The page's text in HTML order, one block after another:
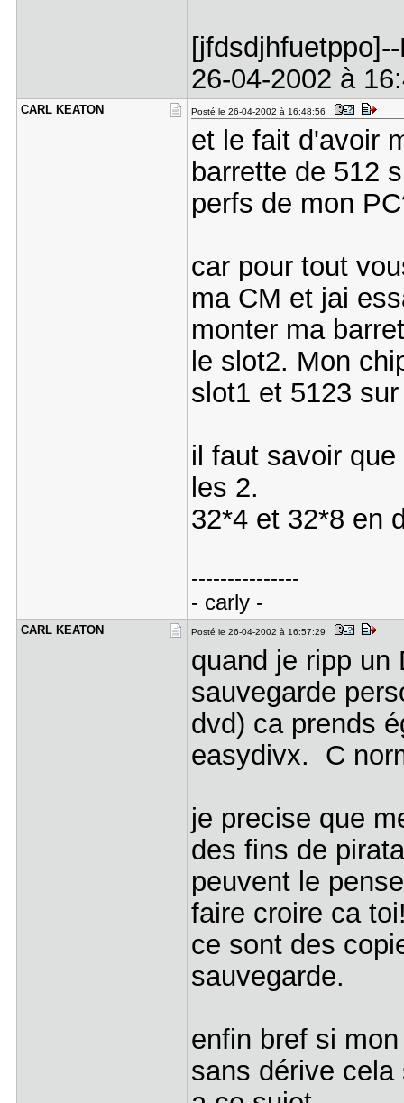
26-04-2002 à
CARL KEATO​N Posté le 26-04-2002 à 16:48:56
et le fait d'avoir
barrette de 512
perfs de mon
car pour tout
ma CM et jai
monter ma
le slot2. Mon
slot1 et 5123
il faut savoir
les 2.
32*4 et 32*8 en
---------------
- carly -
CARL KEATO​N Posté le 26-04-2002 à 16:57:29
quand je ripp un
sauvegarde
dvd) ca prends
easydivx. C
je precise que
des fins de
peuvent le
faire croire ca
ce sont des
sauvegarde.
enfin bref si
sans dérive